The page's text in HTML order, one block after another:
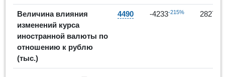
Величина влияния
изменений курса
иностранной валюты по
отношению к рублю
(тыс.)
4490 -4233-215% 2827